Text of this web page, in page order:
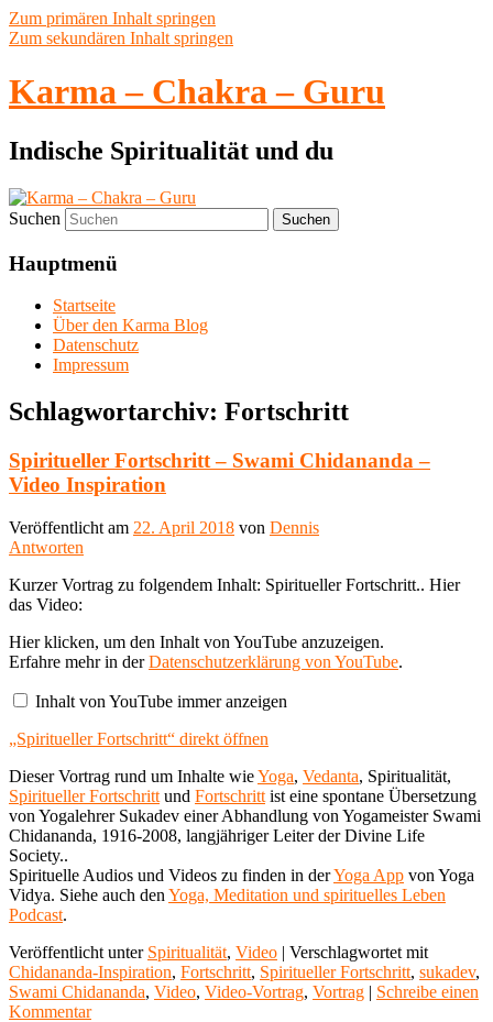
Zum primären Inhalt springen
Zum sekundären Inhalt springen
Karma – Chakra – Guru
Indische Spiritualität und du
Suchen
Hauptmenü
Startseite
Über den Karma Blog
Datenschutz
Impressum
Schlagwortarchiv: Fortschritt
Spiritueller Fortschritt – Swami Chidananda –
Video Inspiration
Veröffentlicht am 22. April 2018 von Dennis
Antworten
Kurzer Vortrag zu folgendem Inhalt: Spiritueller Fortschritt.. Hier
das Video:
„Spiritueller
Fortschritt“
von
anzeigen
Hier klicken, um den Inhalt von YouTube anzuzeigen.
Erfahre mehr in derDatenschutzerklärung von YouTube.
Inhalt von YouTube immer anzeigen
„Spiritueller Fortschritt“ direkt öffnen
Dieser Vortrag rund um Inhalte wieYoga, Vedanta, Spiritualität,
Spiritueller Fortschritt und Fortschritt ist eine spontane Übersetzung
von Yogalehrer Sukadev einer Abhandlung von Yogameister Swami
Chidananda, 1916-2008, langjähriger Leiter der Divine Life
Society..
Spirituelle Audios und Videos zu finden in derYoga App von Yoga
Vidya. Siehe auch den Yoga, Meditation und spirituelles Leben
Podcast.
Veröffentlicht unter Spiritualität, Video | Verschlagwortet mit
Chidananda-Inspiration, Fortschritt, Spiritueller Fortschritt, sukadev,
Swami Chidananda, Video, Video-Vortrag, Vortrag | Schreibe einen
Kommentar